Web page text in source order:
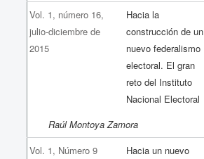
Vol. 1, número 16,
julio-diciembre de
2015
Hacia la
construcción de un
nuevo federalismo
electoral. El gran
reto del Instituto
Nacional Electoral
Raúl Montoya Zamora
Vol. 1, Número 9
Hacia un nuevo